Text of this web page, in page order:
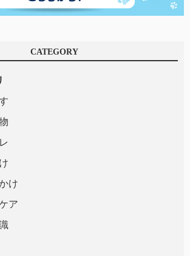
CATEGORY
け
ア